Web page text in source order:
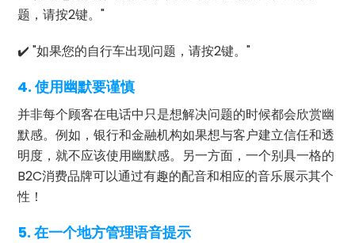
题，请按2键。"
✔️ "如果您的自行车出现问题，请按2键。"
4. 使用幽默要谨慎
并非每个顾客在电话中只是想解决问题的时候都会欣赏幽
默感。例如，银行和金融机构如果想与客户建立信任和透
明度，就不应该使用幽默感。另一方面，一个别具一格的
B2C消费品牌可以通过有趣的配音和相应的音乐展示其个
性！
5. 在一个地方管理语音提示